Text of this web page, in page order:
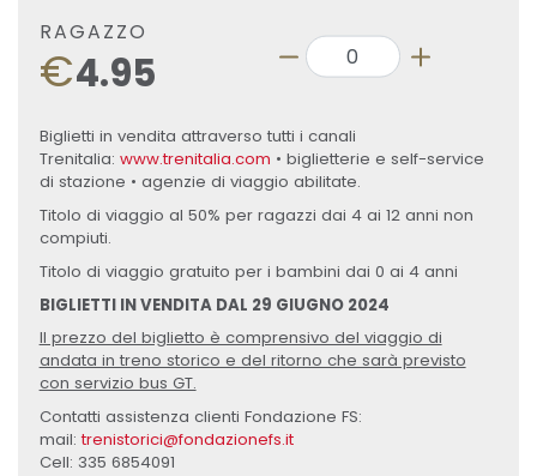
RAGAZZO
€4.95
Biglietti in vendita attraverso tutti i canali
Trenitalia: www.trenitalia.com • biglietterie e self-service
di stazione • agenzie di viaggio abilitate.
Titolo di viaggio al 50% per ragazzi dai 4 ai 12 anni non
compiuti.
Titolo di viaggio gratuito per i bambini dai 0 ai 4 anni
BIGLIETTI IN VENDITA DAL 29 GIUGNO 2024
Il prezzo del biglietto è comprensivo del viaggio di
andata in treno storico e del ritorno che sarà previsto
con servizio bus GT.
Contatti assistenza clienti Fondazione FS:
mail:trenistorici@fondazionefs.it
Cell: 335 6854091